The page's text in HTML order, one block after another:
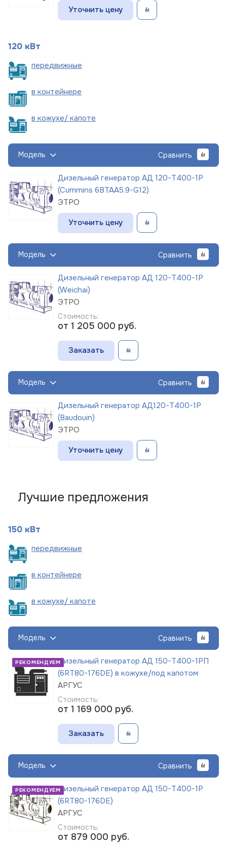
Уточнить цену
120 кВт
передвижные
в контейнере
в кожухе/ капоте
Модель Сравнить
Дизельный генератор АД 120-Т400-1Р
(Cummins 6BTAA5.9-G12)
ЭТРО
Уточнить цену
Модель Сравнить
Дизельный генератор АД 120-Т400-1Р
(Weichai)
ЭТРО
Стоимость:
от 1 205 000 руб.
Заказать
Модель Сравнить
Дизельный генератор АД120-Т400-1Р
(Baudouin)
ЭТРО
Уточнить цену
Лучшие предложения
150 кВт
передвижные
в контейнере
в кожухе/ капоте
Модель Сравнить
РЕКОМЕНДУЕМДизельный генератор АД 150-Т400-1РП
(6RT80-176DE) в кожухе/под капотом
АРГУС
Стоимость:
от 1 169 000 руб.
Заказать
Модель Сравнить
РЕКОМЕНДУЕМДизельный генератор АД 150-Т400-1Р
(6RT80-176DE)
АРГУС
Стоимость:
от 879 000 руб.